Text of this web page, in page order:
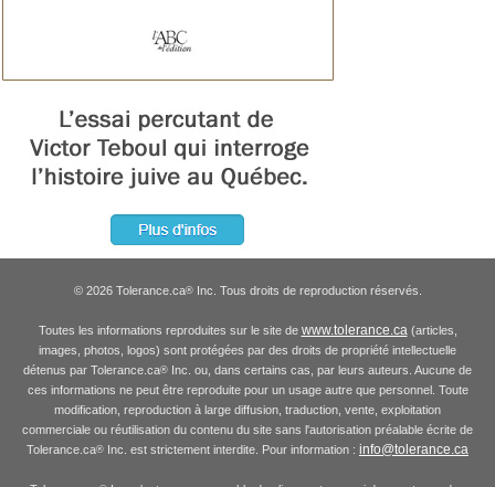
© 2026 Tolerance.ca®Inc. Tous droits de reproduction réservés.
Toutes les informations reproduites sur le site de www.tolerance.ca(articles,
images, photos, logos) sont protégées par des droits de propriété intellectuelle
détenus par Tolerance.ca® Inc. ou, dans certains cas, par leurs auteurs. Aucune de
ces informations ne peut être reproduite pour un usage autre que personnel. Toute
modification, reproduction à large diffusion, traduction, vente, exploitation
commerciale ou réutilisation du contenu du site sans l'autorisation préalable écrite de
Tolerance.ca® Inc. est strictement interdite. Pour information : info@tolerance.ca